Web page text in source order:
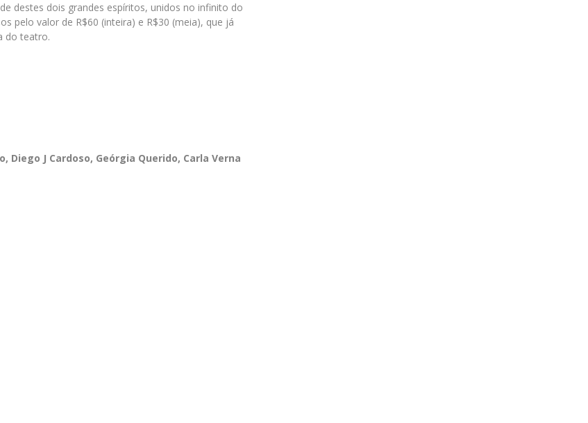
destes dois grandes espíritos, unidos no infinito do
pelo valor de R$60 (inteira) e R$30 (meia), que já
do teatro.
Diego J Cardoso, Geórgia Querido, Carla Verna